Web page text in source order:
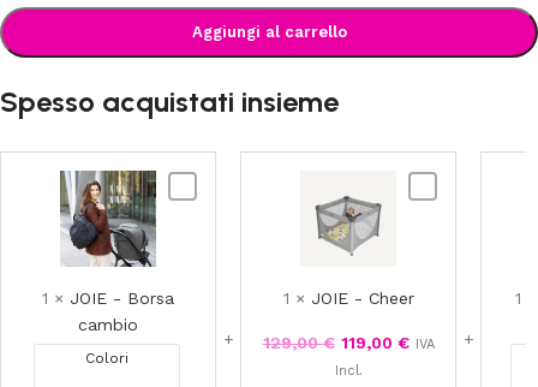
Aggiungi al carrello
Spesso acquistati insieme
1 × JOIE - Borsa
cambio
Colori
1 × JOIE - Cheer
129,00€ 119,00 €
IVA
Incl.
1